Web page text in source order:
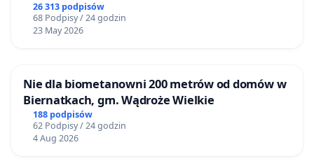
26 313 podpisów
68 Podpisy / 24 godzin
23 May 2026
Nie dla biometanowni 200 metrów od domów w
Biernatkach, gm. Wądroże Wielkie
188 podpisów
62 Podpisy / 24 godzin
4 Aug 2026